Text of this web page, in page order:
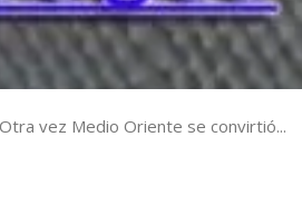
vez Medio Oriente se convirtió...